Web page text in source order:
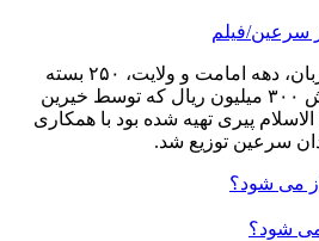
️بمناسبت فرارسیدن عید قربان، دهه امامت و ولایت، ۲۵۰ بسته
معیشتی و بهداشتی به ارزش ۳۰۰ میلیون ریال که توسط خیرین
پیری تهیه شده بود با همکاری
سرعین توزیع شد.
شود؟